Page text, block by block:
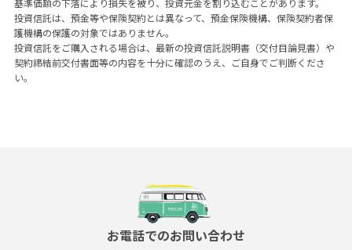
基準価額の下落により損失を被り、投資元金を割り込むことがあります。
投資信託は、預金等や保険契約とは異なって、預金保険機構、保険契約者保
護機構の保護の対象ではありません。
投資信託をご購入される場合は、最新の投資信託説明書（交付目論見書）や
契約締結前交付書面等の内容を十分に確認のうえ、ご自身でご判断くださ
い。
お電話でのお問い合わせ